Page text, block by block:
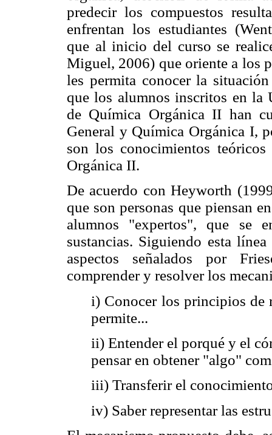
predecir los compuestos
enfrentan los estudiantes
que al inicio del curso se
Miguel, 2006) que oriente a los
les permita conocer la
que los alumnos inscritos en la
de Química Orgánica II han
General y Química Orgánica I,
son los conocimientos
Orgánica II.
De acuerdo con Heyworth
que son personas que piensan
alumnos "expertos", que se
sustancias. Siguiendo esta
aspectos señalados por
comprender y resolver los
i) Conocer los principios de
permite...
ii) Entender el porqué y el
pensar en obtener "algo"
iii) Transferir el
iv) Saber representar las